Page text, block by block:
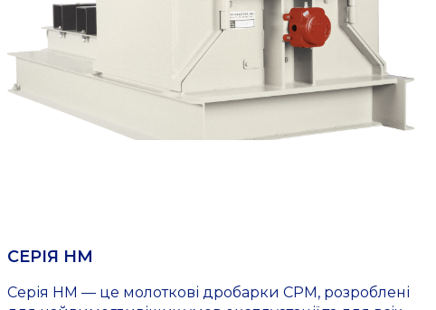
СЕРІЯ HM
Серія HM — це молоткові дробарки CPM, розроблені